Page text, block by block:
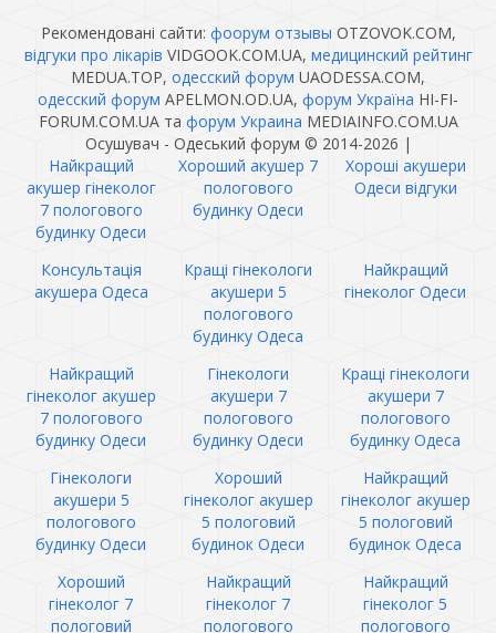
Рекомендовані сайти: фоорум отзывы OTZOVOK.COM,
відгуки про лікарів VIDGOOK.COM.UA, медицинский рейтинг
MEDUA.TOP, одесский форум UAODESSA.COM,
одесский форум APELMON.OD.UA, форум Україна HI-FI-
FORUM.COM.UA та форум Украина MEDIAINFO.COM.UA
Осушувач - Одеський форум © 2014-2026 |
Найкращий
акушер гінеколог
7 пологового
будинку Одеси
Хороший акушер 7
пологового
будинку Одеси
Хороші акушери
Одеси відгуки
Консультація
акушера Одеса
Кращі гінекологи
акушери 5
пологового
будинку Одеса
Найкращий
гінеколог Одеси
Найкращий
гінеколог акушер
7 пологового
будинку Одеси
Гінекологи
акушери 7
пологового
будинку Одеси
Кращі гінекологи
акушери 7
пологового
будинку Одеса
Гінекологи
акушери 5
пологового
будинку Одеси
Хороший
гінеколог акушер
5 пологовий
будинок Одеси
Найкращий
гінеколог акушер
5 пологовий
будинок Одеса
Хороший
гінеколог 7
пологовий
Найкращий
гінеколог 7
пологового
Найкращий
гінеколог 5
пологового